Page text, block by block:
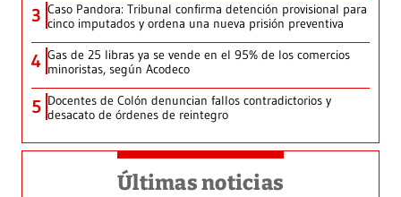
3 Caso Pandora: Tribunal confirma detención provisional para
cinco imputados y ordena una nueva prisión preventiva
4 Gas de 25 libras ya se vende en el 95% de los comercios
minoristas, según Acodeco
5 Docentes de Colón denuncian fallos contradictorios y
desacato de órdenes de reintegro
Últimas noticias